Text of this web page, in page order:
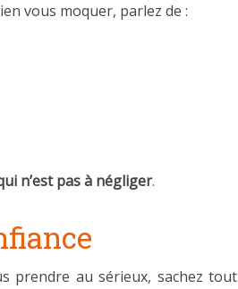
vous moquer, parlez de :
n’est pas à négliger.
prendre au sérieux, sachez tout